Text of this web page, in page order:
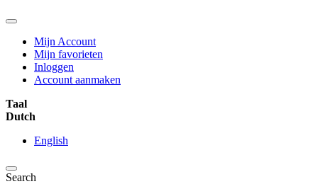
Mijn Account
Mijn favorieten
Inloggen
Account aanmaken
Taal
Dutch
English
Search